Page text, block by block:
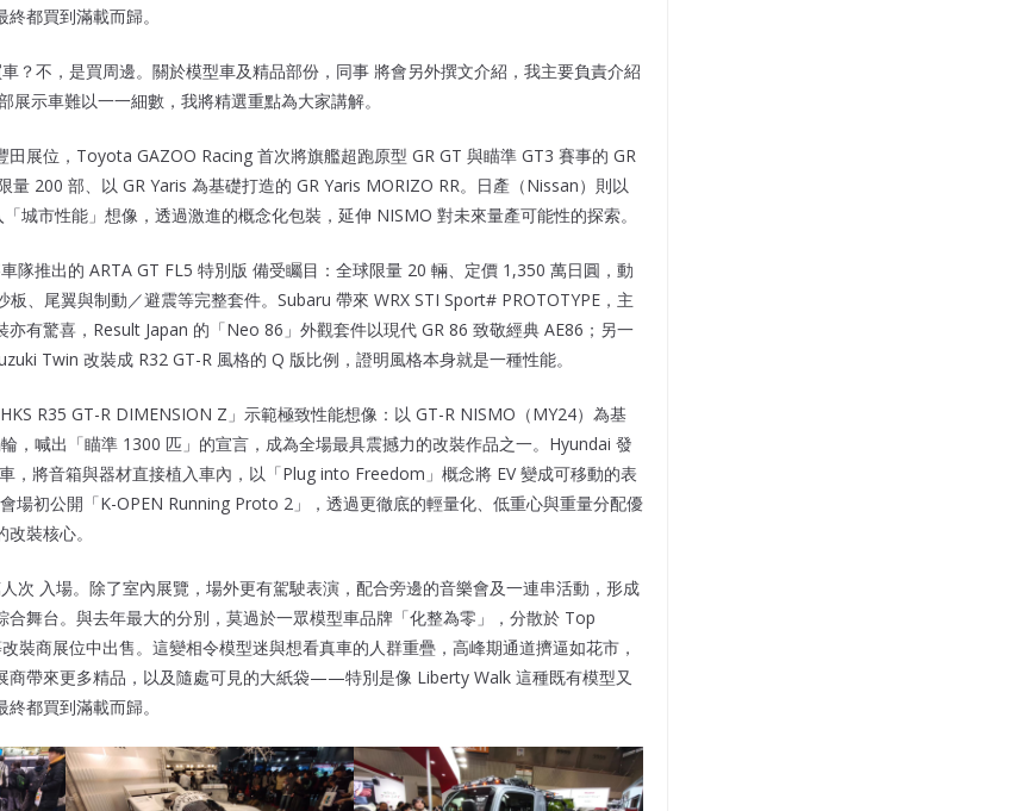
都買到滿載而歸。
？不，是買周邊。關於模型車及精品部份，同事 將會另外撰文介紹，我主要負責介紹
展示車難以一一細數，我將精選重點為大家講解。
田展位，Toyota GAZOO Racing 首次將旗艦超跑原型 GR GT 與瞄準 GT3 賽事的 GR
量 200 部、以 GR Yaris 為基礎打造的 GR Yaris MORIZO RR。日產（Nissan）則以
城市性能」想像，透過激進的概念化包裝，延伸 NISMO 對未來量產可能性的探索。
隊推出的 ARTA GT FL5 特別版 備受矚目：全球限量 20 輛、定價 1,350 萬日圓，動
板、尾翼與制動／避震等完整套件。Subaru 帶來 WRX STI Sport# PROTOTYPE，主
亦有驚喜，Result Japan 的「Neo 86」外觀套件以現代 GR 86 致敬經典 AE86；另一
Twin 改裝成 R32 GT-R 風格的 Q 版比例，證明風格本身就是一種性能。
R35 GT-R DIMENSION Z」示範極致性能想像：以 GT-R NISMO（MY24）為基
，喊出「瞄準 1300 匹」的宣言，成為全場最具震撼力的改裝作品之一。Hyundai 發
，將音箱與器材直接植入車內，以「Plug into Freedom」概念將 EV 變成可移動的表
場初公開「K-OPEN Running Proto 2」，透過更徹底的輕量化、低重心與重量分配優
裝核心。
次 入場。除了室內展覽，場外更有駕駛表演，配合旁邊的音樂會及一連串活動，形成
合舞台。與去年最大的分別，莫過於一眾模型車品牌「化整為零」，分散於 Top
裝商展位中出售。這變相令模型迷與想看真車的人群重疊，高峰期通道擠逼如花市，
商帶來更多精品，以及隨處可見的大紙袋——特別是像 Liberty Walk 這種既有模型又
都買到滿載而歸。